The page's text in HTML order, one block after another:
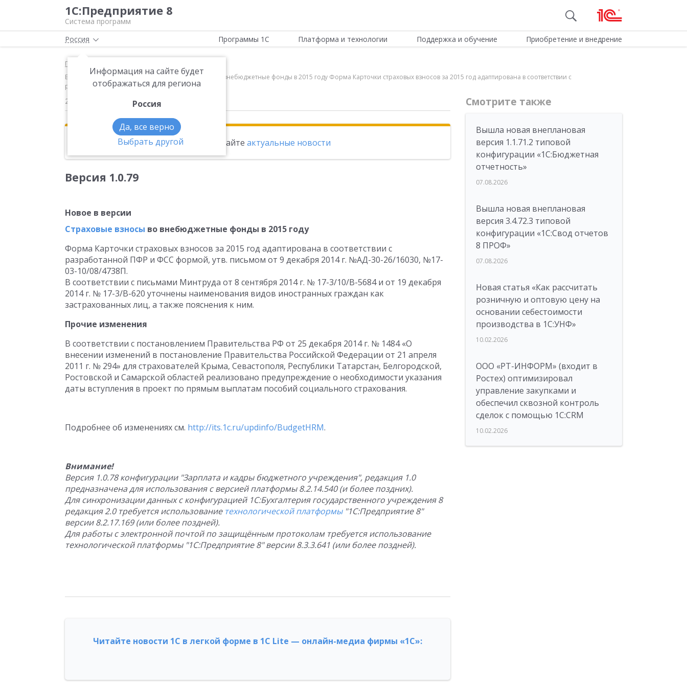
1С:Предприятие 8
Система программ
Россия
Информация на сайте будет
отображаться для региона
Россия
Да, все верно
Выбрать другой
Программы 1С Платформа и технологии Поддержка и обучение Приобретение и внедрение
Главная
Версия 1.0.79 Новое в версии Страховые взносы во внебюджетные фонды в 2015 году Форма Карточки страховых взносов за 2015 год адаптирована в соответствии с
разработанной ПФР и ФСС формой, утв
23.01.2015
Эта новость находится в архиве. Читайте актуальные новости
Версия 1.0.79
Новое в версии
Страховые взносы во внебюджетные фонды в 2015 году
Форма Карточки страховых взносов за 2015 год адаптирована в соответствии с
разработанной ПФР и ФСС формой, утв. письмом от 9 декабря 2014 г. №АД-30-26/16030, №17-
03-10/08/4738П.
В соответствии с письмами Минтруда от 8 сентября 2014 г. № 17-3/10/В-5684 и от 19 декабря
2014 г. № 17-3/В-620 уточнены наименования видов иностранных граждан как
застрахованных лиц, а также пояснения к ним.
Прочие изменения
В соответствии с постановлением Правительства РФ от 25 декабря 2014 г. № 1484 «О
внесении изменений в постановление Правительства Российской Федерации от 21 апреля
2011 г. № 294» для страхователей Крыма, Севастополя, Республики Татарстан, Белгородской,
Ростовской и Самарской областей реализовано предупреждение о необходимости указания
даты вступления в проект по прямым выплатам пособий социального страхования.
Подробнее об изменениях см. http://its.1c.ru/updinfo/BudgetHRM.
Внимание!
Версия 1.0.78 конфигурации "Зарплата и кадры бюджетного учреждения", редакция 1.0
предназначена для использования с версией платформы 8.2.14.540 (и более поздних).
Для синхронизации данных с конфигурацией 1С:Бухгалтерия государственного учреждения 8
редакция 2.0 требуется использование технологической платформы"1С:Предприятие 8"
версии 8.2.17.169 (или более поздней).
Для работы с электронной почтой по защищённым протоколам требуется использование
технологической платформы "1С:Предприятие 8" версии 8.3.3.641 (или более поздней).
Читайте новости 1С в легкой форме в 1С Lite — онлайн-медиа фирмы «1С»:
Смотрите также
Вышла новая внеплановая
версия 1.1.71.2 типовой
конфигурации «1C:Бюджетная
отчетность»
07.08.2026
Вышла новая внеплановая
версия 3.4.72.3 типовой
конфигурации «1C:Свод отчетов
8 ПРОФ»
07.08.2026
Новая статья «Как рассчитать
розничную и оптовую цену на
основании себестоимости
производства в 1С:УНФ»
10.02.2026
ООО «РТ-ИНФОРМ» (входит в
Ростех) оптимизировал
управление закупками и
обеспечил сквозной контроль
сделок с помощью 1С:CRM
10.02.2026